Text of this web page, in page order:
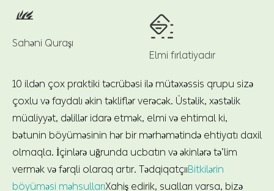

Sahəni Quraşı

Elmi fırlatiyadır
10 ildən çox praktiki təcrübəsi ilə mütəxəssis qrupu sizə
çoxlu və faydalı əkin təkliflər verəcək. Üstəlik, xəstəlik
müaliyyət, dəlillər idarə etmək, elmi və ehtimal ki,
bətunin böyüməsinin hər bir mərhəmətində ehtiyatı daxil
olmaqla. İçinlərə uğrunda ucbatın və əkinlərə tə’lim
vermək və fərqli olaraq artır. TədqiqatçııBitkilərin
böyüməsi məhsullarıXahiş edirik, sualları varsa, bizə